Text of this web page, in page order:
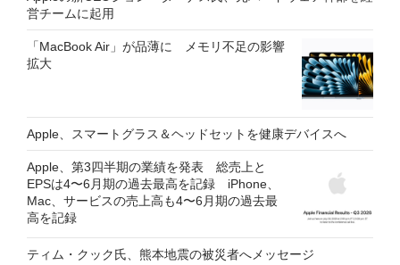
営チームに起用
「MacBook Air」が品薄に メモリ不足の影響
拡大
Apple、スマートグラス＆ヘッドセットを健康デバイスへ
Apple、第3四半期の業績を発表 総売上と
EPSは4〜6月期の過去最高を記録 iPhone、
Mac、サービスの売上高も4〜6月期の過去最
高を記録
ティム・クック氏、熊本地震の被災者へメッセージ